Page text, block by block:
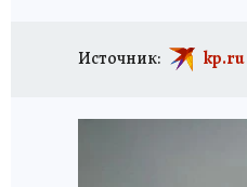
Источник: kp.ru